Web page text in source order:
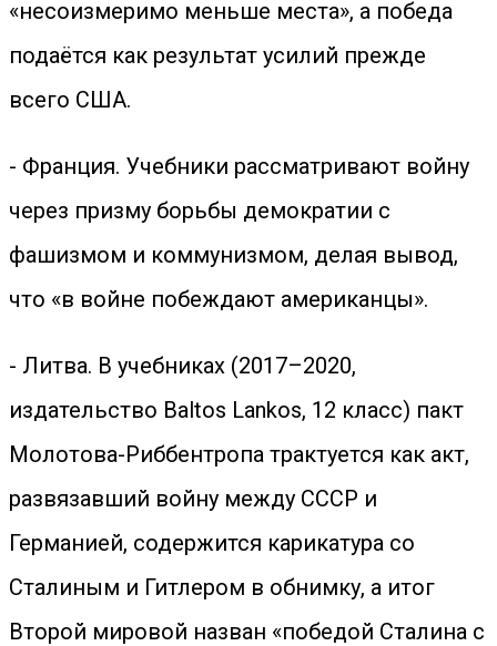
«несоизмеримо меньше места», а победа
подаётся как результат усилий прежде
всего США.
- Франция. Учебники рассматривают войну
через призму борьбы демократии с
фашизмом и коммунизмом, делая вывод,
что «в войне побеждают американцы».
- Литва. В учебниках (2017–2020,
издательство Baltos Lankos, 12 класс) пакт
Молотова-Риббентропа трактуется как акт,
развязавший войну между СССР и
Германией, содержится карикатура со
Сталиным и Гитлером в обнимку, а итог
Второй мировой назван «победой Сталина с